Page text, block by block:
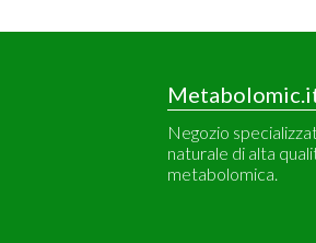
Negozio
naturale di alta
metabolomica.